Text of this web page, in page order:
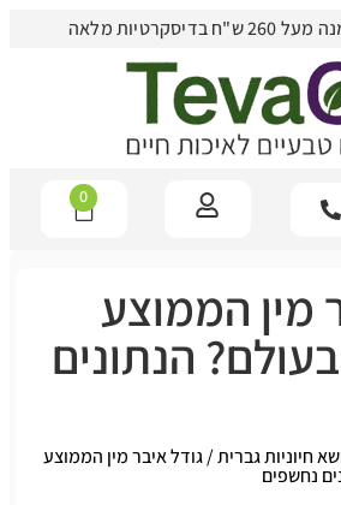
מלאה
0
מין הממוצע
הנתונים
חיוניות גברית/גודל איבר מין הממוצע
נחשפים